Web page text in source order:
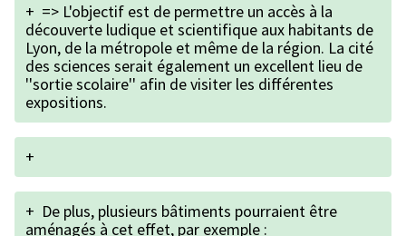
+ => L'objectif est de permettre un accès à la
découverte ludique et scientifique aux habitants de
Lyon, de la métropole et même de la région. La cité
des sciences serait également un excellent lieu de
''sortie scolaire'' afin de visiter les différentes
expositions.
+
+ De plus, plusieurs bâtiments pourraient être
aménagés à cet effet, par exemple :